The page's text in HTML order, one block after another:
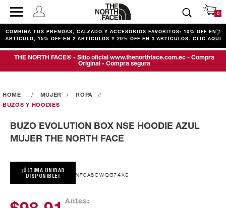
0
COMBINA TUS PRENDAS, CALZADO Y ACCESORIOS FAVORITOS: 10% OFF EN 1
ARTÍCULO, 15% OFF EN 2 ARTÍCULOS Y 20% OFF EN 3 ARTÍCULOS. CLIC AQUÍ
THE NORTH FACE® - Sitio oficial www.thenorthface.com.ec - Compra
Original - Compra segura
MUJER
ROPA
BUZOS Y HOODIES
BUZO EVOLUTION BOX NSE HOODIE AZUL
MUJER THE NORTH FACE
¡ÚLTIMA UNIDAD
DISPONIBLE!
NF0A8CWQG74XS
Antes: